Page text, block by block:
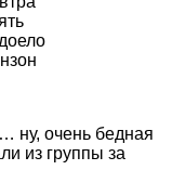
ну, очень бедная
из группы за